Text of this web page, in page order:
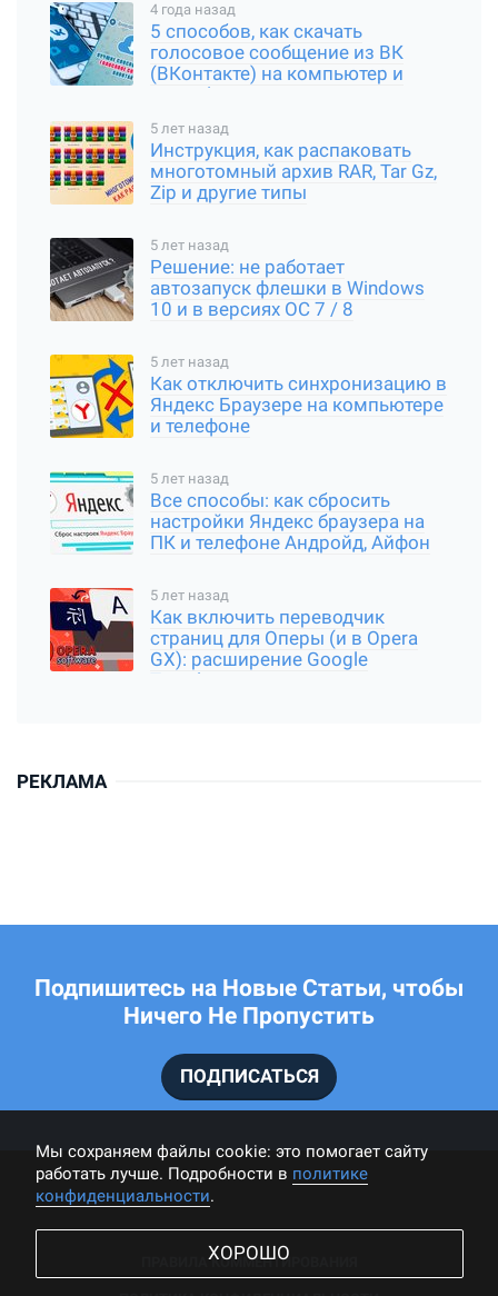
4 года назад
5 способов, как скачать
голосовое сообщение из ВК
(ВКонтакте) на компьютер и
смартфон
5 лет назад
Инструкция, как распаковать
многотомный архив RAR, Tar Gz,
Zip и другие типы
5 лет назад
Решение: не работает
автозапуск флешки в Windows
10 и в версиях ОС 7 / 8
5 лет назад
Как отключить синхронизацию в
Яндекс Браузере на компьютере
и телефоне
5 лет назад
Все способы: как сбросить
настройки Яндекс браузера на
ПК и телефоне Андройд, Айфон
5 лет назад
Как включить переводчик
страниц для Оперы (и в Opera
GX): расширение Google
Translator
РЕКЛАМА
Подпишитесь на Новые Статьи, чтобы
Ничего Не Пропустить
ПОДПИСАТЬСЯ
ПРАВИЛА КОММЕНТИРОВАНИЯ
Мы cохраняем файлы cookie: это помогает сайту
работать лучше. Подробности в политике
конфиденциальности.
ХОРОШО